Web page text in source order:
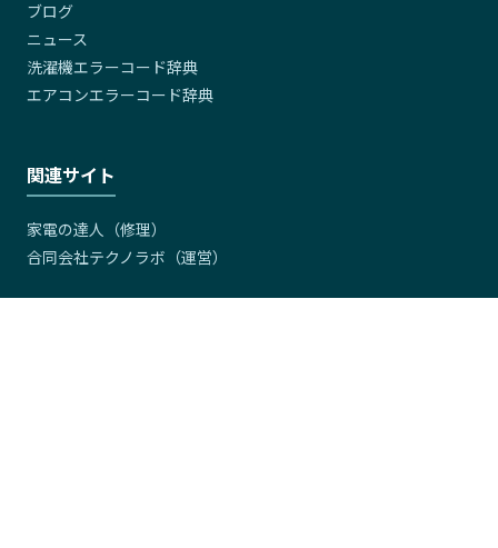
ブログ
ニュース
洗濯機エラーコード辞典
エアコンエラーコード辞典
関連サイト
家電の達人（修理）
合同会社テクノラボ（運営）